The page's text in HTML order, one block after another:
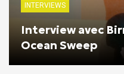
INTERVIEWS
Interview avec
Ocean Sweep